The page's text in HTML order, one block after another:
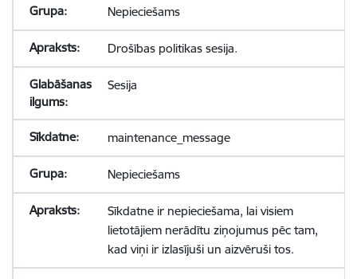
Nepieciešams
Drošības politikas sesija.
Sesija
maintenance_message
Nepieciešams
Sīkdatne ir nepieciešama, lai visiem
lietotājiem nerādītu ziņojumus pēc tam,
kad viņi ir izlasījuši un aizvēruši tos.